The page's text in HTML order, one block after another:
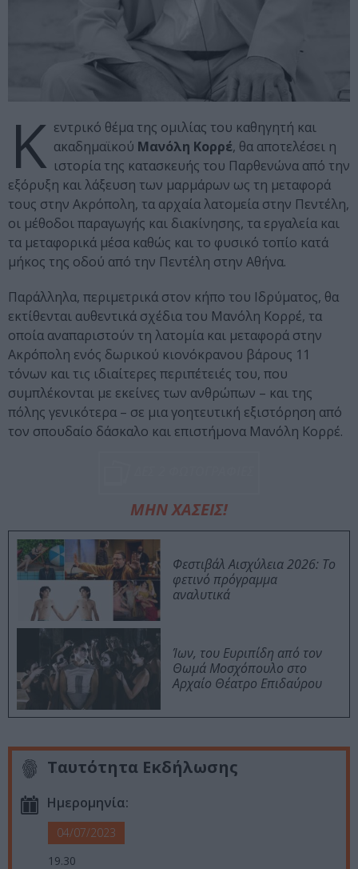
Κ εντρικό θέμα της ομιλίας του καθηγητή και
ακαδημαϊκού Μανόλη Κορρέ, θα αποτελέσει η
ιστορία της κατασκευής του Παρθενώνα από την
εξόρυξη και λάξευση των μαρμάρων ως τη μεταφορά
τους στην Ακρόπολη, τα αρχαία λατομεία στην Πεντέλη,
οι μέθοδοι παραγωγής και διακίνησης, τα εργαλεία και
τα μεταφορικά μέσα καθώς και το φυσικό τοπίο κατά
μήκος της οδού από την Πεντέλη στην Αθήνα.
Παράλληλα, περιμετρικά στον κήπο του Ιδρύματος, θα
εκτίθενται αυθεντικά σχέδια του Μανόλη Κορρέ, τα
οποία αναπαριστούν τη λατομία και μεταφορά στην
Ακρόπολη ενός δωρικού κιονόκρανου βάρους 11
τόνων και τις ιδιαίτερες περιπέτειές του, που
συμπλέκονται με εκείνες των ανθρώπων – και της
πόλης γενικότερα – σε μια γοητευτική εξιστόρηση από
τον σπουδαίο δάσκαλο και επιστήμονα Μανόλη Κορρέ.
ΜΗΝ ΧΑΣΕΙΣ!
Φεστιβάλ Αισχύλεια 2026: Το
φετινό πρόγραμμα
αναλυτικά
Ίων, του Ευριπίδη από τον
Θωμά Μοσχόπουλο στο
Αρχαίο Θέατρο Επιδαύρου
Ταυτότητα Εκδήλωσης
Ημερομηνία:
04/07/2023
19.30